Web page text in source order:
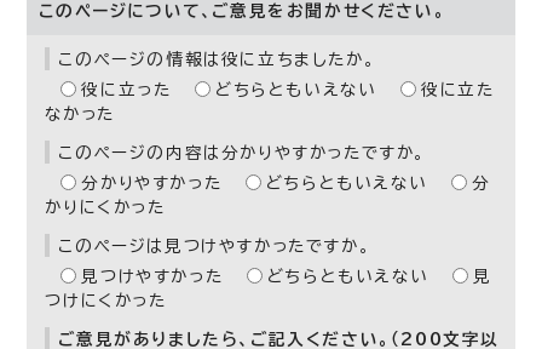
このページについて、ご意見をお聞かせください。
このページの情報は役に立ちましたか。
役に立った
どちらともいえない
役に立た
なかった
このページの内容は分かりやすかったですか。
分かりやすかった
どちらともいえない
分
かりにくかった
このページは見つけやすかったですか。
見つけやすかった
どちらともいえない
見
つけにくかった
ご意見がありましたら、ご記入ください。（200文字以